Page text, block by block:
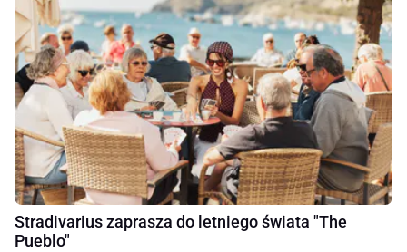
Stradivarius zaprasza do letniego świata "The
Pueblo"